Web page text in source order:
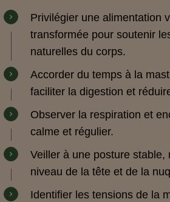
Privilégier une alimentation
transformée pour soutenir
naturelles du corps.
Accorder du temps à la
faciliter la digestion et
Observer la respiration et
calme et régulier.
Veiller à une posture stable,
niveau de la tête et de la
Identifier les tensions de la